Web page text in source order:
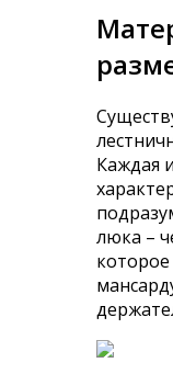
Каждая
люка –
которое